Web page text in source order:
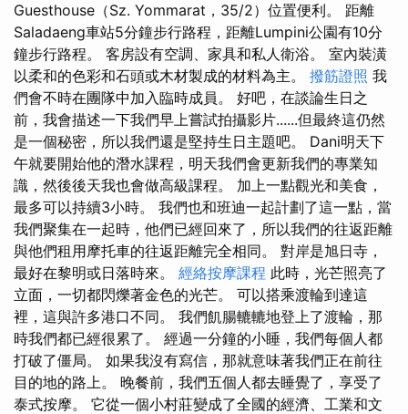
Guesthouse（Sz. Yommarat，35/2）位置便利。 距離
Saladaeng車站5分鐘步行路程，距離Lumpini公園有10分
鐘步行路程。 客房設有空調、家具和私人衛浴。 室內裝潢
以柔和的色彩和石頭或木材製成的材料為主。 撥筋證照 我
們會不時在團隊中加入臨時成員。 好吧，在談論生日之
前，我會描述一下我們早上嘗試拍攝影片......但最終這仍然
是一個秘密，所以我們還是堅持生日主題吧。 Dani明天下
午就要開始他的潛水課程，明天我們會更新我們的專業知
識，然後後天我也會做高級課程。 加上一點觀光和美食，
最多可以持續3小時。 我們也和班迪一起計劃了這一點，當
我們聚集在一起時，他們已經回來了，所以我們的往返距離
與他們租用摩托車的往返距離完全相同。 對岸是旭日寺，
最好在黎明或日落時來。 經絡按摩課程 此時，光芒照亮了
立面，一切都閃爍著金色的光芒。 可以搭乘渡輪到達這
裡，這與許多港口不同。 我們飢腸轆轆地登上了渡輪，那
時我們都已經很累了。 經過一分鐘的小睡，我們每個人都
打破了僵局。 如果我沒有寫信，那就意味著我們正在前往
目的地的路上。 晚餐前，我們五個人都去睡覺了，享受了
泰式按摩。 它從一個小村莊變成了全國的經濟、工業和文